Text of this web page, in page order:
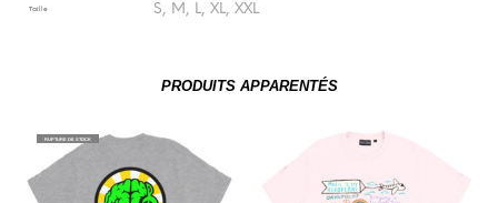
Taille S, M, L, XL, XXL
PRODUITS APPARENTÉS
RUPTURE DE STOCK